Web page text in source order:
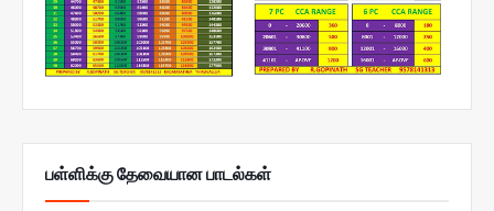
பள்ளிக்கு தேவையான பாடல்கள்